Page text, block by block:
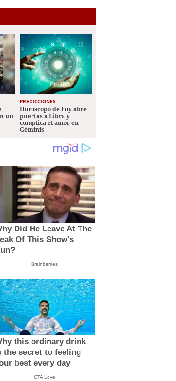
un
PREDICCIONES
Horóscopo de hoy abre
puertas a Libra y
complica el amor en
Géminis
Did He Leave At The
Of This Show's
Brainberries
this ordinary drink
the secret to feeling
best every day
CTA Love